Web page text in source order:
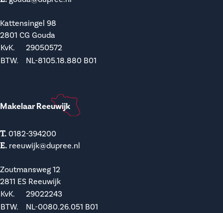
Kattensingel 98
2801 CG Gouda
KvK.
29050572
BTW.
NL-8105.18.880 B01
Makelaar Reeuwijk
T. 0182-394200
E. reeuwijk@dupree.nl
Zoutmansweg 12
2811 ES Reeuwijk
KvK.
29022243
BTW.
NL-0080.26.051 B01